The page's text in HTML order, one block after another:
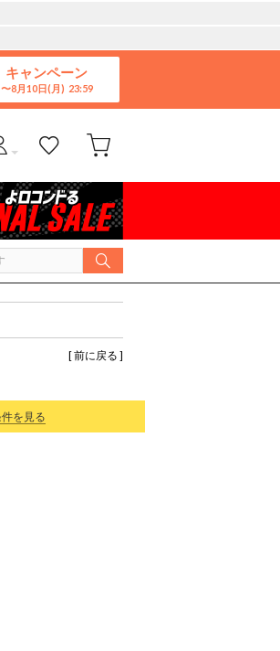
キャンペーン
8月10日(月)
[ 前に戻る ]
を見る